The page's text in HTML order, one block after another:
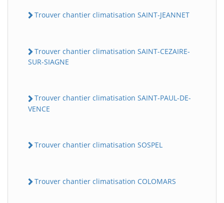
Trouver chantier climatisation SAINT-JEANNET
Trouver chantier climatisation SAINT-CEZAIRE-
SUR-SIAGNE
Trouver chantier climatisation SAINT-PAUL-DE-
VENCE
Trouver chantier climatisation SOSPEL
Trouver chantier climatisation COLOMARS